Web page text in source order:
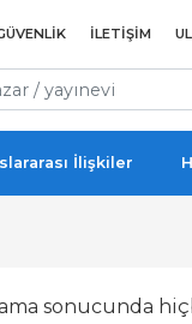
İLETIŞIM
İlişkiler
sonucunda